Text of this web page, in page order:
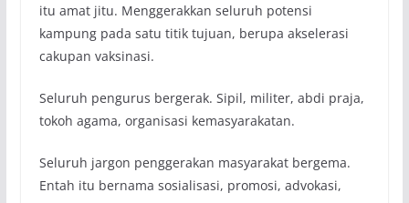
itu amat jitu. Menggerakkan seluruh potensi
kampung pada satu titik tujuan, berupa akselerasi
cakupan vaksinasi.
Seluruh pengurus bergerak. Sipil, militer, abdi praja,
tokoh agama, organisasi kemasyarakatan.
Seluruh jargon penggerakan masyarakat bergema.
Entah itu bernama sosialisasi, promosi, advokasi,